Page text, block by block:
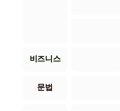
비즈니스
문법